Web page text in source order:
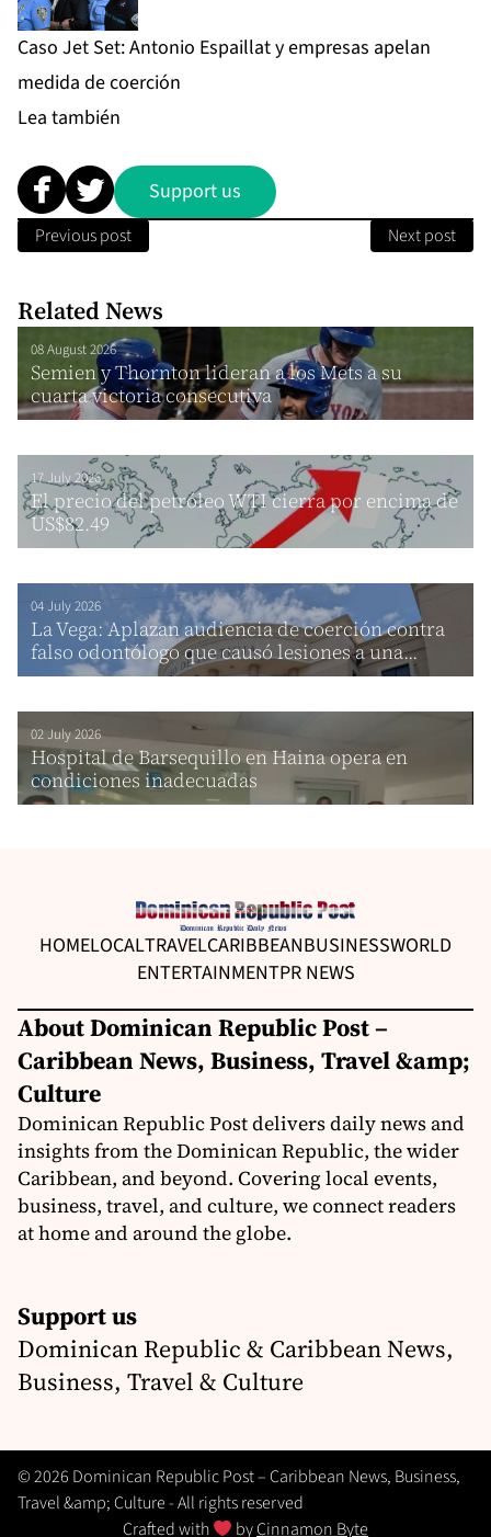
Caso Jet Set: Antonio Espaillat y empresas apelan
medida de coerción
Lea también
Support us
Previous post Next post
Related News
08 August 2026
Semien y Thornton lideran a los Mets a su
cuarta victoria consecutiva
17 July 2026
El precio del petróleo WTI cierra por encima de
US$82.49
04 July 2026
La Vega: Aplazan audiencia de coerción contra
falso odontólogo que causó lesiones a una...
02 July 2026
Hospital de Barsequillo en Haina opera en
condiciones inadecuadas
HOMELOCALTRAVELCARIBBEANBUSINESSWORLD
ENTERTAINMENTPR NEWS
About Dominican Republic Post –
Caribbean News, Business, Travel &amp;
Culture
Dominican Republic Post delivers daily news and
insights from the Dominican Republic, the wider
Caribbean, and beyond. Covering local events,
business, travel, and culture, we connect readers
at home and around the globe.
Support us
Dominican Republic & Caribbean News,
Business, Travel & Culture
© 2026 Dominican Republic Post – Caribbean News, Business,
Travel &amp; Culture - All rights reserved
Crafted with
byCinnamon Byte